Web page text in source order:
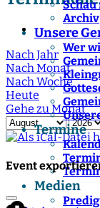
Archiv
Unsere
Wer
Termine
Medien
Nach Jahr
Nach Monat
Nach Woche
Heute
Gehe zu Monat
Event